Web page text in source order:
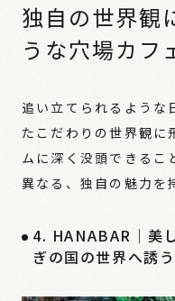
独自の世界観
うな穴場カフ
追い立てられるような
たこだわりの世界観に
ムに深く没頭できるこ
異なる、独自の魅力を
4. HANABAR｜美
ぎの国の世界へ誘う